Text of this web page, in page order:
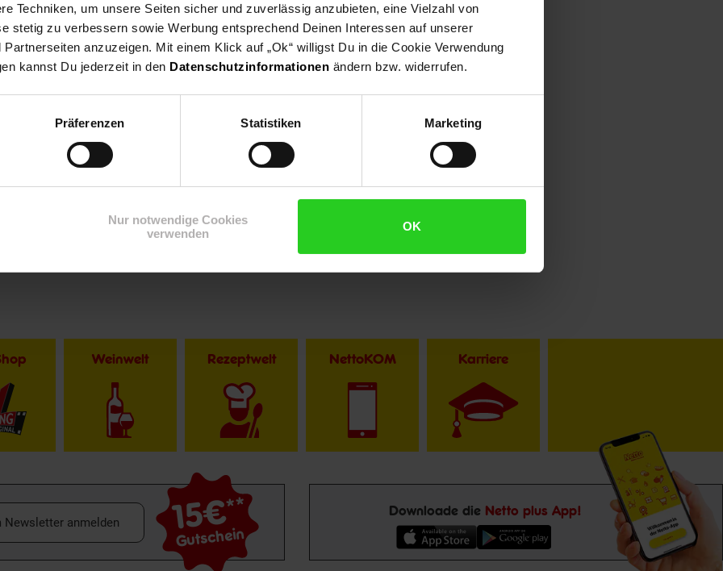
Techniken, um unsere Seiten sicher und zuverlässig anzubieten, eine Vielzahl von
stetig zu verbessern sowie Werbung entsprechend Deinen Interessen auf unserer
anzuzeigen. Mit einem Klick auf „Ok“ willigst Du in die Cookie Verwendung
kannst Du jederzeit in den Datenschutzinformationen ändern bzw. widerrufen.
Präferenzen Statistiken Marketing
Nur notwendige Cookies
verwenden
OK
Weinwelt Rezeptwelt NettoKOM Karriere
15€**
Gutschein
Newsletter anmelden
Downloade die Netto plus App!